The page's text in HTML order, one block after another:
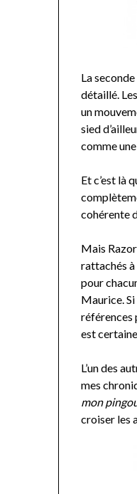
La
détaillé.
un
sied
comme
Et c’est là
cohérente
Mais
rattachés
pour
Maurice.
références
est
L’un des
mes
mon
croiser les